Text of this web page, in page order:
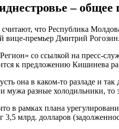
– общее
что Республика
вице-премьер Дмитрий
со ссылкой на пресс-
к предложению Кишинева
она в каком-то разладе и
мужа разные холодильники, то
в рамках плана
3,5 млрд. долларов